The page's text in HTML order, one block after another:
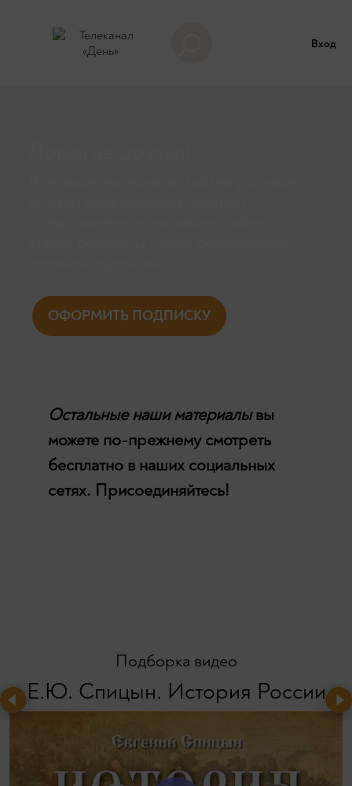
Вход
ОФОРМИТЬ ПОДПИСКУ
Остальные наши материалывы
можете по-прежнему смотреть
бесплатно в наших социальных
сетях. Присоединяйтесь!
Подборка видео
Е.Ю. Спицын. История России